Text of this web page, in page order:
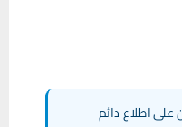
على اطلاع دائم